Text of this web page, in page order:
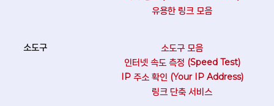
유용한 링크 모음
소도구 모음
인터넷 속도 측정 (Speed Test)
IP 주소 확인 (Your IP Address)
링크 단축 서비스